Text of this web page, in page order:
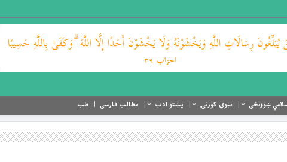
ښوونځی نبوي کورنۍ پښتو ادب مطالب فارسی طب